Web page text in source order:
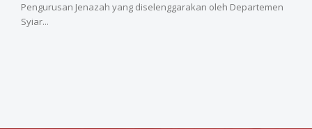
Pengurusan Jenazah yang diselenggarakan oleh Departemen
Syiar...